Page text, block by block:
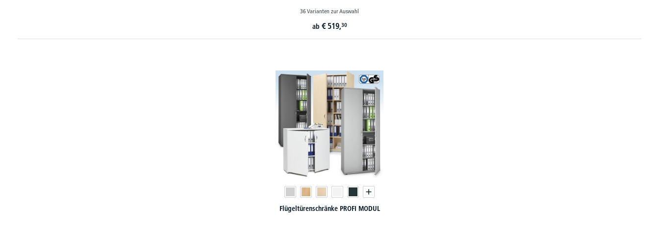
36 Varianten zur Auswahl
ab € 519,30
Flügeltürenschränke PROFI MODUL